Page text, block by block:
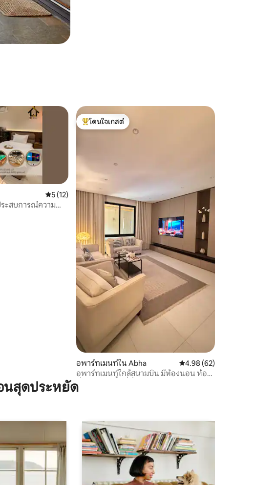
คะแนนเฉลี่ย 5 จาก 5, 12 รีวิว
5 (12)
ะสบการณ์ความ
โดนใจเกสต์ที่สุด
โดนใจเกสต์
อพาร์ทเมนท์ใน Abha คะแนนเฉลี่ย 4.98 จาก
4.98 (62)
อพาร์ทเมนท์ใกล้สนามบิน มีห้องนอน ห้อง
นั่งเล่น และพื้นที่นั่งเล่นกลางแจ้ง
นสุดประหยัด